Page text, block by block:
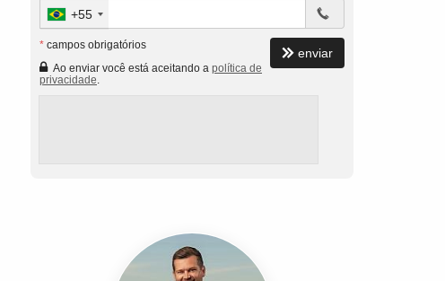
+55
* campos obrigatórios
Ao enviar você está aceitando a política de
privacidade.
enviar